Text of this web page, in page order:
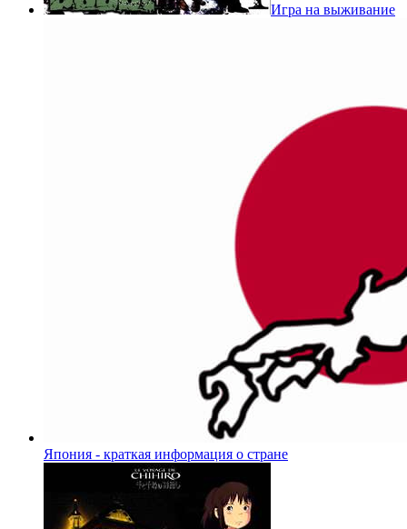
Игра на выживание
Япония - краткая информация о стране